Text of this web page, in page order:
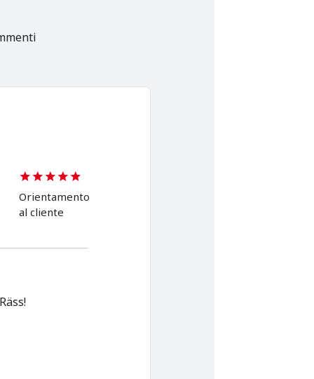
Orientamento
al cliente